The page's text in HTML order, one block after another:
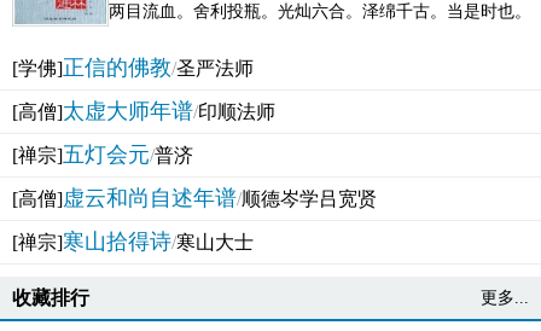
两目流血。舍利投瓶。光灿六合。泽绵千古。当是时也。
[学佛]正信的佛教/圣严法师
[高僧]太虚大师年谱/印顺法师
[禅宗]五灯会元/普济
[高僧]虚云和尚自述年谱/顺德岑学吕宽贤
[禅宗]寒山拾得诗/寒山大士
收藏排行 更多...